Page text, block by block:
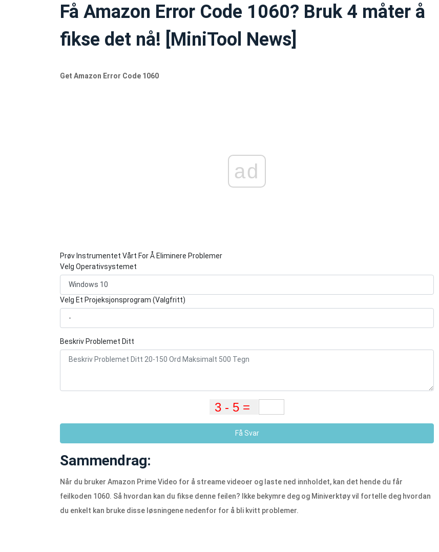
Få Amazon Error Code 1060? Bruk 4 måter å
fikse det nå! [MiniTool News]
Get Amazon Error Code 1060
ad
Prøv Instrumentet Vårt For Å Eliminere Problemer
Velg Operativsystemet
Velg Et Projeksjonsprogram (Valgfritt)
Beskriv Problemet Ditt
Få Svar
Sammendrag:
Når du bruker Amazon Prime Video for å streame videoer og laste ned innholdet, kan det hende du får
feilkoden 1060. Så hvordan kan du fikse denne feilen? Ikke bekymre deg og Miniverktøy vil fortelle deg hvordan
du enkelt kan bruke disse løsningene nedenfor for å bli kvitt problemer.